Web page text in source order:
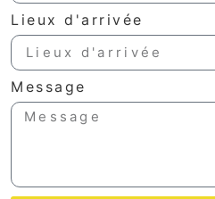
Lieux d'arrivée
Message